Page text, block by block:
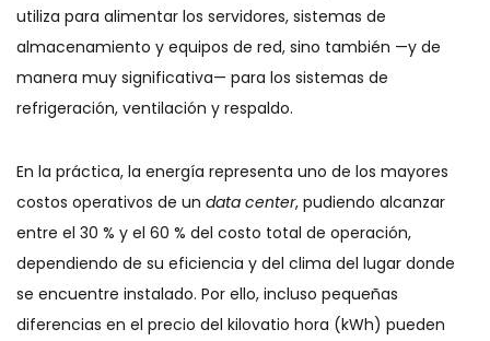
utiliza para alimentar los servidores, sistemas de
almacenamiento y equipos de red, sino también —y de
manera muy significativa— para los sistemas de
refrigeración, ventilación y respaldo.
En la práctica, la energía representa uno de los mayores
costos operativos de un data center, pudiendo alcanzar
entre el 30 % y el 60 % del costo total de operación,
dependiendo de su eficiencia y del clima del lugar donde
se encuentre instalado. Por ello, incluso pequeñas
diferencias en el precio del kilovatio hora (kWh) pueden